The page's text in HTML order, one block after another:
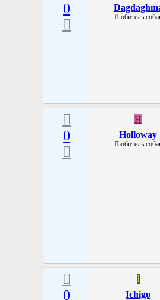
0
Любитель
0
H
Holloway
Любитель
0
I
Ichigo